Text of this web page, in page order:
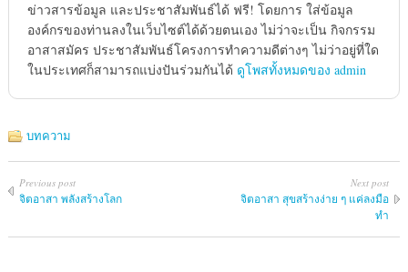
ข่าวสารข้อมูล และประชาสัมพันธ์ได้ ฟรี! โดยการ ใส่ข้อมูล
องค์กรของท่านลงในเว็บไซต์ได้ด้วยตนเอง ไม่ว่าจะเป็น กิจกรรม
อาสาสมัคร ประชาสัมพันธ์โครงการทำความดีต่างๆ ไม่ว่าอยู่ที่ใด
ในประเทศก็สามารถแบ่งปันร่วมกันได้ ดูโพสทั้งหมดของ admin
บทความ
Previous post
จิตอาสา พลังสร้างโลก
Next post
จิตอาสา สุขสร้างง่าย ๆ แค่ลงมือ
ทำ